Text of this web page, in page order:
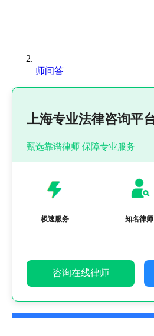
师问答
上海专业法律咨询平
甄选靠谱律师 保障专业服务
极速服务 知名律师
咨询在线律师